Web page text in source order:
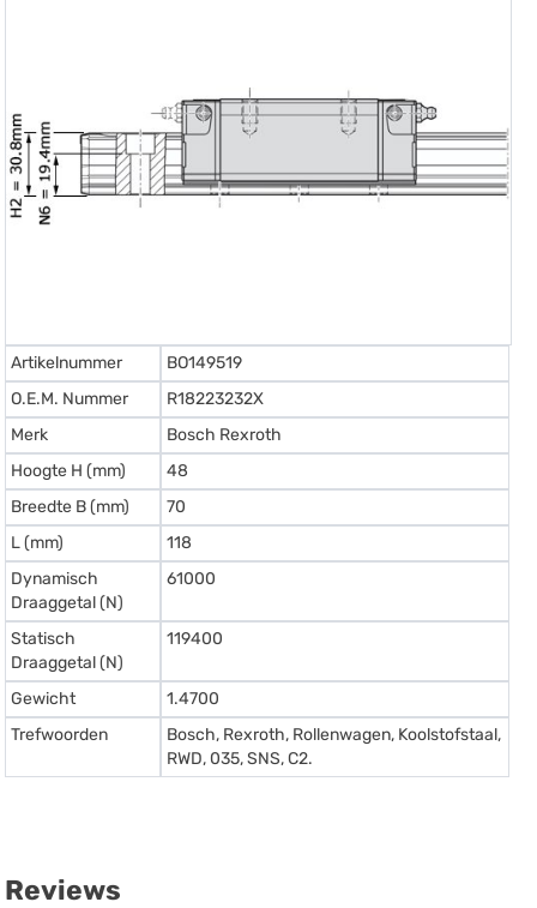
Artikelnummer
BO149519
O.E.M. Nummer
R18223232X
Merk
Bosch Rexroth
Hoogte H (mm)
48
Breedte B (mm)
70
L (mm)
118
Dynamisch
Draaggetal (N)
61000
Statisch
Draaggetal (N)
119400
Gewicht
1.4700
Trefwoorden
Bosch, Rexroth, Rollenwagen, Koolstofstaal,
RWD, 035, SNS, C2.
Reviews